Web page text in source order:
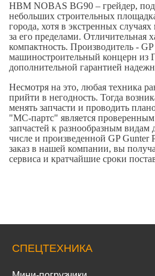
HBM NOBAS BG90 – грейдер,
небольших строительных
города, хотя в экстренных
за его пределами. Отличительная
компактность. Производитель -
машиностроительный концерн из
дополнительной гарантией
Несмотря на это, любая техника
прийти в негодность. Тогда
менять запчасти и проводить
"МС-партс" является
запчастей к разнообразным
числе и произведенной GP Gunter
заказ в нашей компании, вы
сервиса и кратчайшие сроки
СПЕЦТЕХНИКА